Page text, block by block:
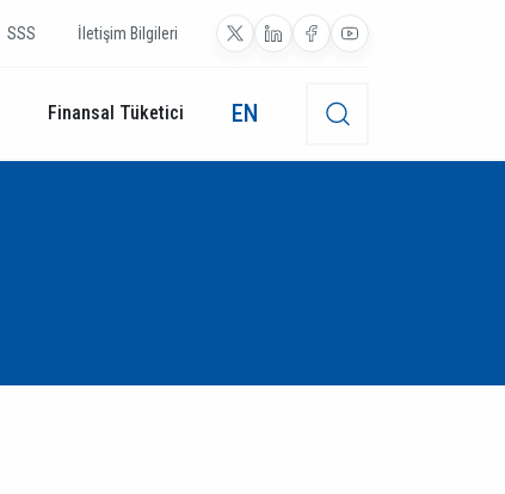
SSS İletişim Bilgileri
Finansal Tüketici EN